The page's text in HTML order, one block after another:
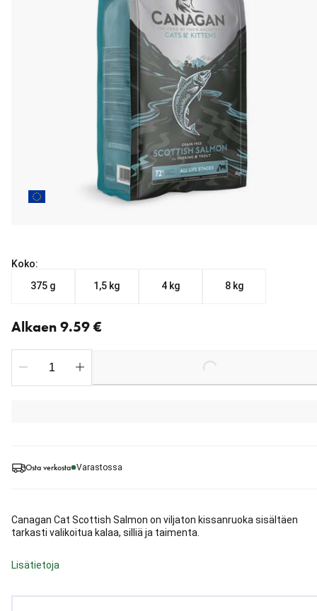
Osta verkosta Varastossa
Canagan Cat Scottish Salmon on viljaton kissanruoka sisältäen
tarkasti valikoitua kalaa, silliä ja taimenta.
Lisätietoja
Koko:
375 g
1,5 kg 4 kg 8 kg
Alkaen 9.59 €
Loading...